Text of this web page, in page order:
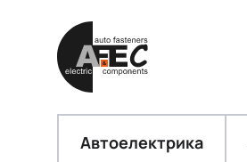
Автоелектрика